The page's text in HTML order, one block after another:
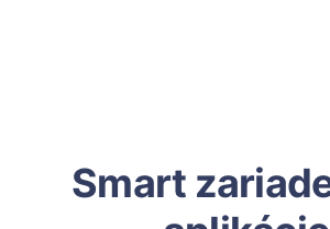
Smart